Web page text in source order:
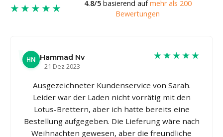
★★★★★ 4.8/5basierend aufmehr als 200
Bewertungen
HN Hammad Nv
21 Dez 2023
★★★★★
Ausgezeichneter Kundenservice von Sarah.
Leider war der Laden nicht vorrätig mit den
Lotus-Brettern, aber ich hatte bereits eine
Bestellung aufgegeben. Die Lieferung wäre nach
Weihnachten gewesen, aber die freundliche